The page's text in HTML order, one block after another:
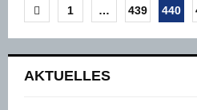
der
Beiträge
1 … 439 440
AKTUELLES